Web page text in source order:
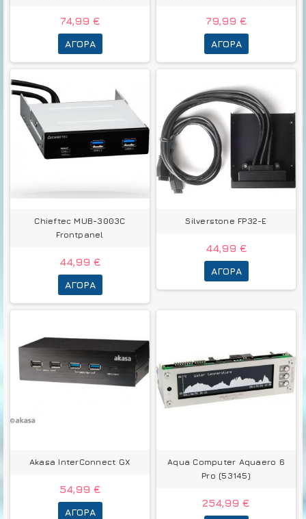
74,99 €
ΑΓΟΡΆ
79,99 €
ΑΓΟΡΆ
Chieftec MUB-3003C
Frontpanel
44,99 €
ΑΓΟΡΆ
Silverstone FP32-E
44,99 €
ΑΓΟΡΆ
Akasa InterConnect GX
54,99 €
ΑΓΟΡΆ
Aqua Computer Aquaero 6
Pro (53145)
254,99 €